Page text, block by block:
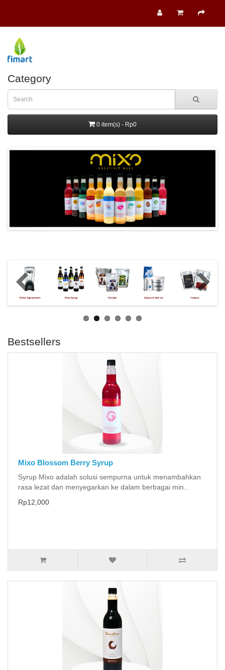
Category
0 item(s) - Rp0
Bestsellers
Mixo Blossom Berry Syrup
Syrup Mixo adalah solusi sempurna untuk menambahkan
rasa lezat dan menyegarkan ke dalam berbagai min..
Rp12,000